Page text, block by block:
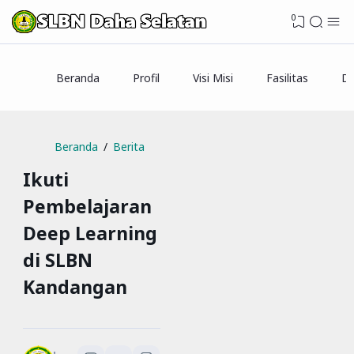
0
Beranda Profil Visi Misi Fasilitas
Beranda Berita
Ikuti
Pembelajaran
Deep Learning
di SLBN
Kandangan